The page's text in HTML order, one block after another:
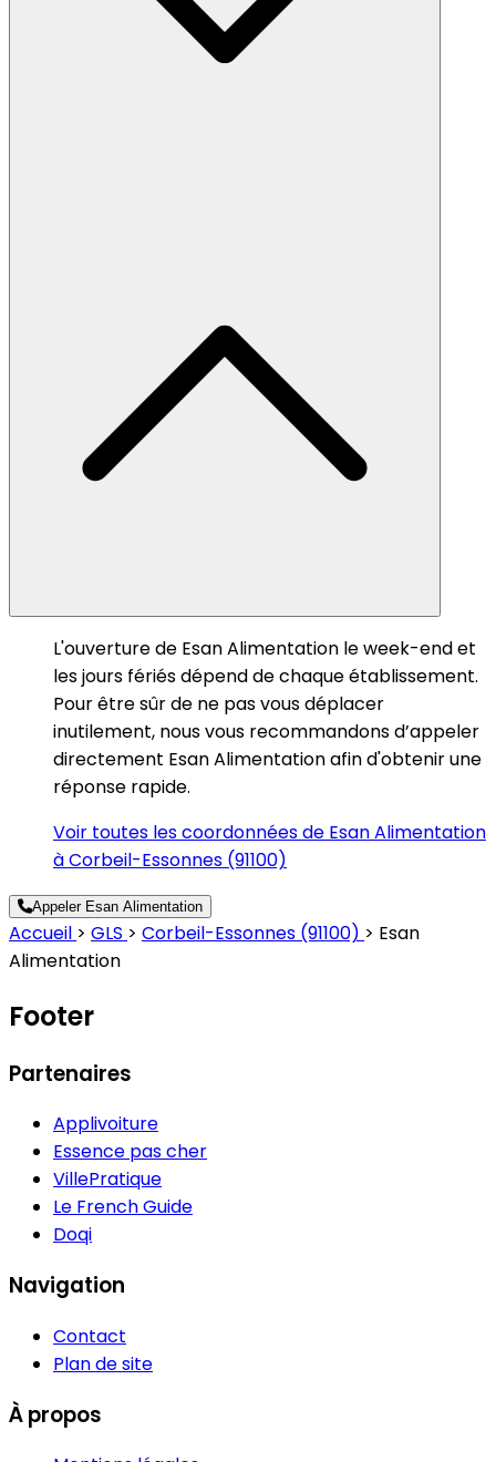
L'ouverture de Esan Alimentation le week-end et
les jours fériés dépend de chaque établissement.
Pour être sûr de ne pas vous déplacer
inutilement, nous vous recommandons d’appeler
directement Esan Alimentation afin d'obtenir une
réponse rapide.
Voir toutes les coordonnées de Esan Alimentation
à Corbeil-Essonnes (91100)
Appeler Esan Alimentation
Accueil > GLS > Corbeil-Essonnes (91100) > Esan
Alimentation
Footer
Partenaires
Applivoiture
Essence pas cher
VillePratique
Le French Guide
Doqi
Navigation
Contact
Plan de site
À propos